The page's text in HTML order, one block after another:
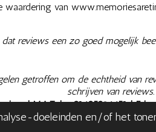
doeleinden en/of het
waardering van
reviews een zo goed mogelijk
getroffen om de echtheid van
schrijven van
| M.A.T. | +31625396651|
|Privacy|Retourneren &